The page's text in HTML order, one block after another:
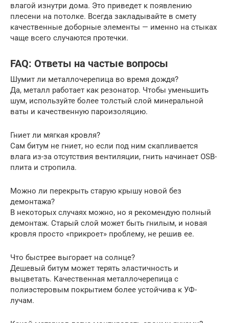
влагой изнутри дома. Это приведет к появлению
плесени на потолке. Всегда закладывайте в смету
качественные доборные элементы — именно на стыках
чаще всего случаются протечки.
FAQ: Ответы на частые вопросы
Шумит ли металлочерепица во время дождя?
Да, металл работает как резонатор. Чтобы уменьшить
шум, используйте более толстый слой минеральной
ваты и качественную пароизоляцию.
Гниет ли мягкая кровля?
Сам битум не гниет, но если под ним скапливается
влага из-за отсутствия вентиляции, гнить начинает OSB-
плита и стропила.
Можно ли перекрыть старую крышу новой без
демонтажа?
В некоторых случаях можно, но я рекомендую полный
демонтаж. Старый слой может быть гнилым, и новая
кровля просто «прикроет» проблему, не решив ее.
Что быстрее выгорает на солнце?
Дешевый битум может терять эластичность и
выцветать. Качественная металлочерепица с
полиэстеровым покрытием более устойчива к УФ-
лучам.